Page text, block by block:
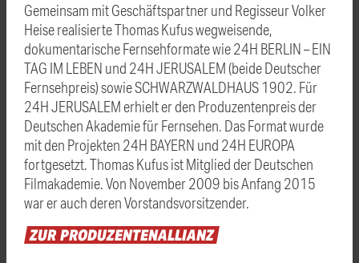
Gemeinsam mit Geschäftspartner und Regisseur Volker
Heise realisierte Thomas Kufus wegweisende,
dokumentarische Fernsehformate wie 24H BERLIN – EIN
TAG IM LEBEN und 24H JERUSALEM (beide Deutscher
Fernsehpreis) sowie SCHWARZWALDHAUS 1902. Für
24H JERUSALEM erhielt er den Produzentenpreis der
Deutschen Akademie für Fernsehen. Das Format wurde
mit den Projekten 24H BAYERN und 24H EUROPA
fortgesetzt. Thomas Kufus ist Mitglied der Deutschen
Filmakademie. Von November 2009 bis Anfang 2015
war er auch deren Vorstandsvorsitzender.
ZURPRODUZENTENALLIANZ